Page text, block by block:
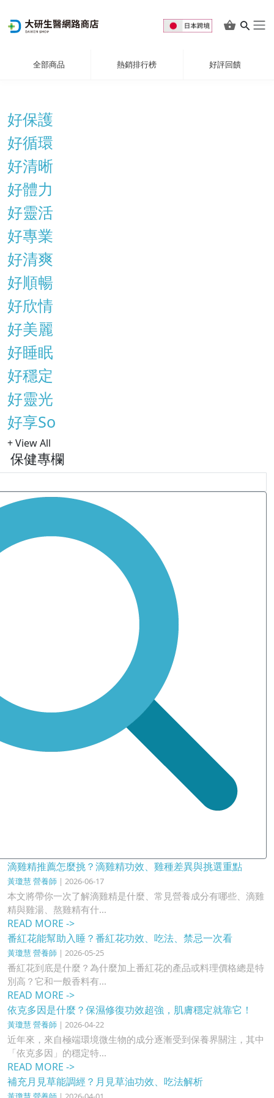
全部商品 熱銷排行榜 好評回饋
好保護
好循環
好清晰
好體力
好靈活
好專業
好清爽
好順暢
好欣情
好美麗
好睡眠
好穩定
好靈光
好享So
+ View All
保健專欄
滴雞精推薦怎麼挑？滴雞精功效、雞種差異與挑選重點
黃瓊慧 營養師 | 2026-06-17
本文將帶你一次了解滴雞精是什麼、常見營養成分有哪些、滴雞
精與雞湯、熬雞精有什...
READ MORE ->
番紅花能幫助入睡？番紅花功效、吃法、禁忌一次看
黃瓊慧 營養師 | 2026-05-25
番紅花到底是什麼？為什麼加上番紅花的產品或料理價格總是特
別高？它和一般香料有...
READ MORE ->
依克多因是什麼？保濕修復功效超強，肌膚穩定就靠它！
黃瓊慧 營養師 | 2026-04-22
近年來，來自極端環境微生物的成分逐漸受到保養界關注，其中
「依克多因」的穩定特...
READ MORE ->
補充月見草能調經？月見草油功效、吃法解析